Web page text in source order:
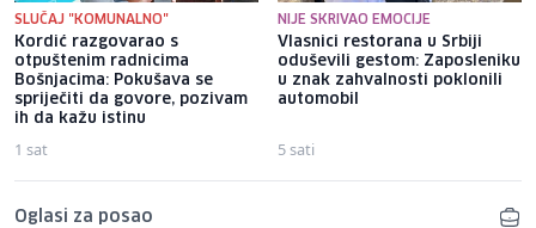
SLUČAJ "KOMUNALNO"
Kordić razgovarao s
otpuštenim radnicima
Bošnjacima: Pokušava se
spriječiti da govore, pozivam
ih da kažu istinu
1 sat
NIJE SKRIVAO EMOCIJE
Vlasnici restorana u Srbiji
oduševili gestom: Zaposleniku
u znak zahvalnosti poklonili
automobil
5 sati
Oglasi za posao